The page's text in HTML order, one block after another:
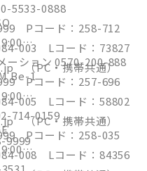
5533-0888
Pコード：258-712
003 Lコード：73827
（PC・携帯共通）
ーション 0570-200-888
Pコード：257-696
005 Lコード：58802
（PC・携帯共通）
9999
Be-1
714-0159
Pコード：258-035
008 Lコード：84356